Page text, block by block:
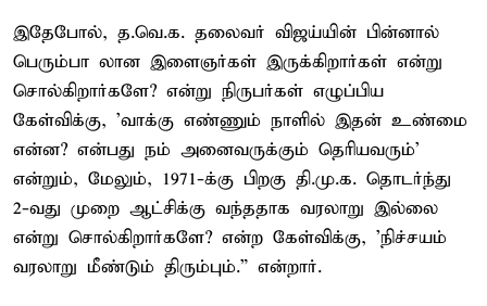
இதேபோல், த.வெ.க. தலைவர் விஜய்யின் பின்னால்
பெரும்பா லான இளைஞர்கள் இருக்கிறார்கள் என்று
சொல்கிறார்களே? என்று நிருபர்கள் எழுப்பிய
கேள்விக்கு, 'வாக்கு எண்ணும் நாளில் இதன் உண்மை
என்ன? என்பது நம் அனைவருக்கும் தெரியவரும்'
என்றும், மேலும், 1971-க்கு பிறகு தி.மு.க. தொடர்ந்து
2-வது முறை ஆட்சிக்கு வந்ததாக வரலாறு இல்லை
என்று சொல்கிறார்களே? என்ற கேள்விக்கு, 'நிச்சயம்
வரலாறு மீண்டும் திரும்பும்.” என்றார்.